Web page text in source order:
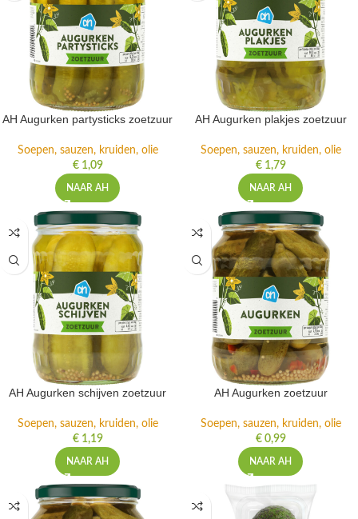
AH Augurken partysticks zoetzuur
Soepen, sauzen, kruiden, olie
€1,09
NAAR AH
AH Augurken plakjes zoetzuur
Soepen, sauzen, kruiden, olie
€1,79
NAAR AH
AH Augurken schijven zoetzuur
Soepen, sauzen, kruiden, olie
€1,19
NAAR AH
AH Augurken zoetzuur
Soepen, sauzen, kruiden, olie
€0,99
NAAR AH